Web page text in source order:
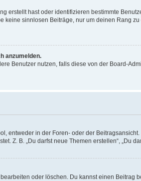
erstellt hast oder identifizieren bestimmte
keine sinnlosen Beiträge, nur um deinen Rang
anzumelden.
Benutzer nutzen, falls diese von der Board-
entweder in der Foren- oder der
Z. B. „Du darfst neue Themen erstellen“, „Du
oder löschen. Du kannst einen Beitrag